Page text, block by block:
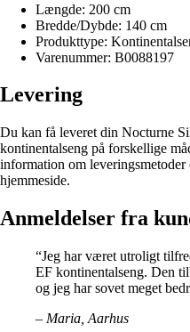
Længde: 200 cm
Bredde/Dybde: 140 cm
Produkttype:
Varenummer: B0088197
Levering
Du kan få leveret din Nocturne
kontinentalseng på forskellige
information om
hjemmeside.
Anmeldelser fra
“Jeg har været utroligt
EF kontinentalseng. Den
og jeg har sovet meget
– Maria, Aarhus